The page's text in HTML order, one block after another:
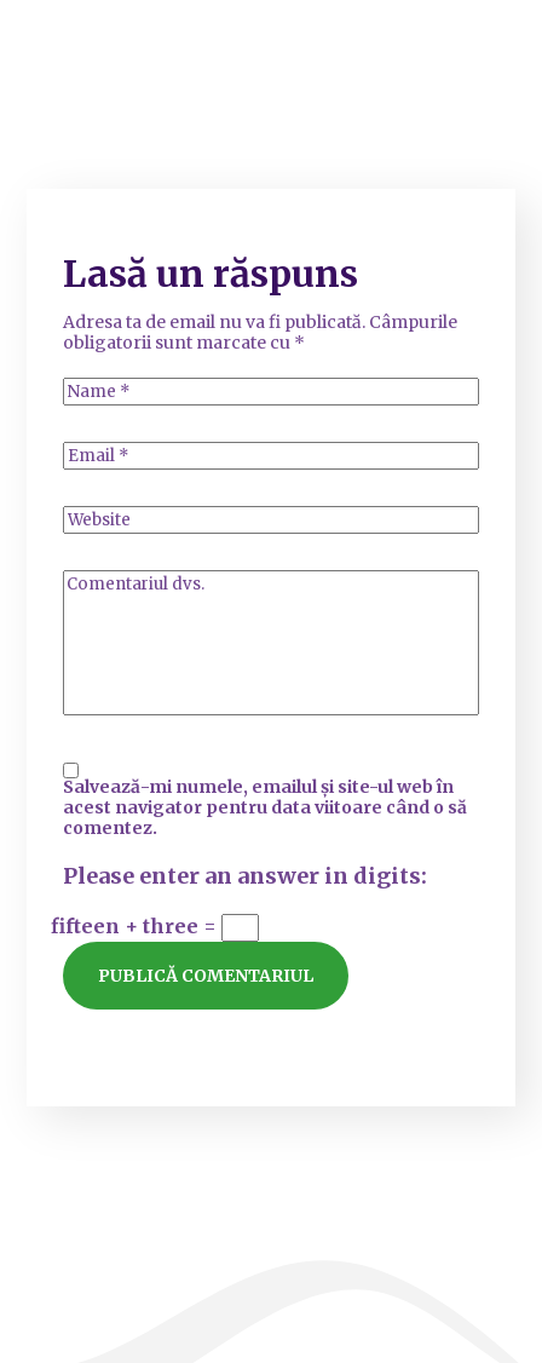
Lasă un răspuns
Adresa ta de email nu va fi publicată. Câmpurile
obligatorii sunt marcate cu *
Salvează-mi numele, emailul și site-ul web în
acest navigator pentru data viitoare când o să
comentez.
Please enter an answer in digits:
fifteen + three =